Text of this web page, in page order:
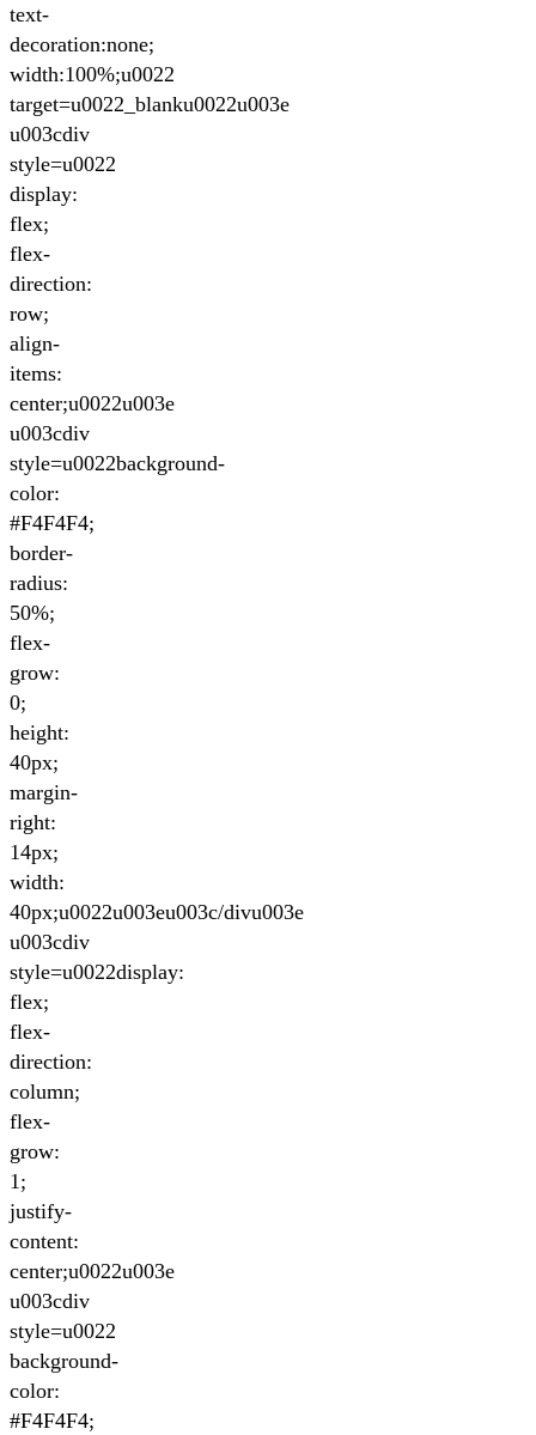
text-
decoration:none;
width:100%;u0022
target=u0022_blanku0022u003e
u003cdiv
style=u0022
display:
flex;
flex-
direction:
row;
align-
items:
center;u0022u003e
u003cdiv
style=u0022background-
color:
#F4F4F4;
border-
radius:
50%;
flex-
grow:
0;
height:
40px;
margin-
right:
14px;
width:
40px;u0022u003eu003c/divu003e
u003cdiv
style=u0022display:
flex;
flex-
direction:
column;
flex-
grow:
1;
justify-
content:
center;u0022u003e
u003cdiv
style=u0022
background-
color:
#F4F4F4;